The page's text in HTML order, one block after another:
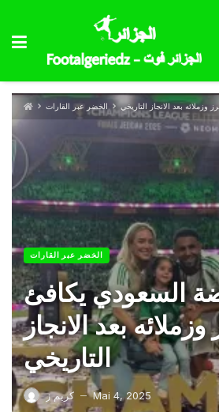
الخضر عبر القارات بعد الانجاز التاريخي
الخضر عبر القارات
السعودي يكافئ
بعد الانجاز
التاريخي
كريم ز — Mai 4, 2025